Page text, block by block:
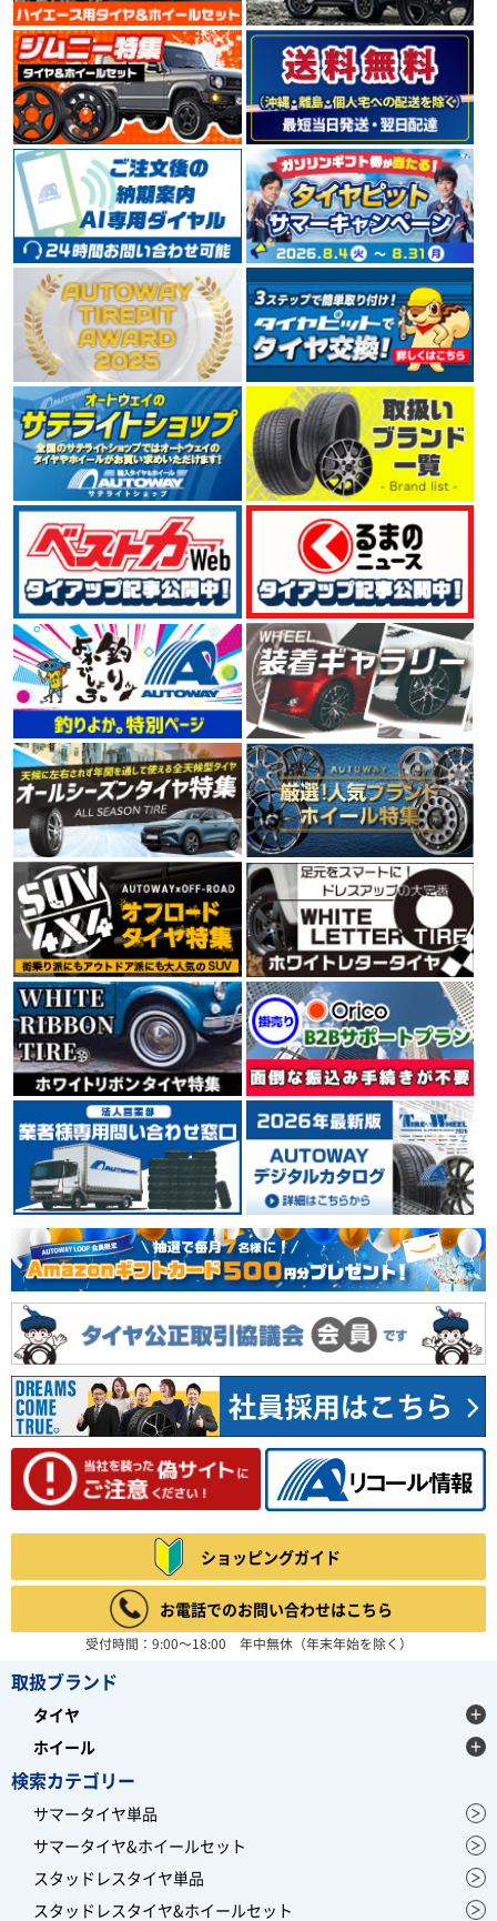
TOYOタイヤの海外輸出向けブランドNITTO（ニット
ー）。 米国でコアなファンに支持を受けており、デザイ
ン性、革新性をコンセプトとした、ラグジュアリースポ
ーツカーやSUV向けの大口径タイヤが充実しています。
総合評価：150件 4.55
DUNLOP
ダンロップ
世界的大手タイヤメーカーDUNLOP（ダンロップ）。 1
909年に日本でゴム製品の製造を開始し、1913年には日
本初となる自動車用タイヤを製造しました。 ハイドロプ
レーニング現象の解明や新技術の開発など、 常に利用者
へ安全を提供するために惜しみない努力を傾注していま
す。
総合評価：137件 4.49
BRIDGESTONE
ブリヂストン
世界でもトップクラスのタイヤメーカーBRIDGESTONE
（ブリヂストン）。 「世界最高の品質で社会に貢献」を
不変の使命として掲げ、 1930年の第一号タイヤ誕生か
ら2005年には数あるタイヤメーカーの中から、世界トッ
プシェアとなりました。 今もなお業界最大手として技術
革新に余念がありません。
総合評価：125件 4.54
GOODYEAR
グッドイヤー
世界三大タイヤメーカーの一社GOODYEAR（グッドイヤ
ー）。 1898年に米国で創業して以来、120年以上にわた
ってタイヤを製造しています。 ユーザーニーズを満たす
高品質な製品の生産、環境や人々の未来を考えた技術
で、 今もなお、進化を続けるタイヤメーカーです。
総合評価：112件 4.66
特設ページは
こちら!
CONTINENTAL
コンチネンタル
コンチネンタルタイヤは、1世紀以上にわたりヨーロッ
パの走りを支え、クルマの進化と共に信頼の歴史を重ね
てきたタイヤメーカーです。最高水準の性能を保証する
ために、多くの自動車メーカーの厳しいテストに合格し
ています。さらに、最新のタイヤメーカー世界販売シェ
アランキング第4位の実績をもっています。
総合評価：6件 4.58
PIRELLI
ピレリ
イタリア ミラノに本社を置くタイヤメーカーPIRELLI
（ピレリ）。 世界タイヤメーカー別シェアランキングで
は、上位の実績を誇っています。 輸入車、特に欧州車の
純正タイヤに多く採用され、その装着車種は、スーパー
カーからコンパクトカーまで幅広く、 自動車メーカーか
らの信頼も厚いタイヤメーカーです。
総合評価：35件 4.39
YOKOHAMA
ヨコハマ
日本を代表するタイヤメーカーのひとつYOKOHAMA
（ヨコハマ）。 1917年の創業以来、タイヤをはじめ、
工業用品、スポーツ用品等、数々の製品を世に送り出し
てきました。 1954年には、日本初のチューブレスタイ
ヤを生産。 常に技術の先端に挑戦し、新しい価値を創り
出しながら成長し続けています。
総合評価：78件 4.66
MICHELIN
ミシュラン
フランスの大手タイヤメーカーMICHELIN(ミシュラン)。
世界3大タイヤメーカーの1社。安全性、快適性、耐久性
に優れたバランス設計に定評があり、世界のさまざまな
カーメーカーに純正装着タイヤとして採用されていま
す。
総合評価：6件 4.67
BFGOODRICH
ビーエフグッドリッチ
アメリカの大手タイヤメーカーBFGOODRICH(ビーエフ
グッドリッチ)。 現在は世界3大タイヤメーカー、ミシ
ュランの1ブランドとして 大型SUV用タイヤを中心に展
ショッピングガイド
お電話でのお問い合わせはこちら
受付時間：9:00～18:00 年中無休（年末年始を除く）
取扱ブランド
タイヤ
ホイール
検索カテゴリー
サマータイヤ単品
サマータイヤ&ホイールセット
スタッドレスタイヤ単品
スタッドレスタイヤ&ホイールセット